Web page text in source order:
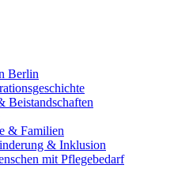
Berlin
Beistandschaften
& Familien
& Inklusion
mit Pflegebedarf